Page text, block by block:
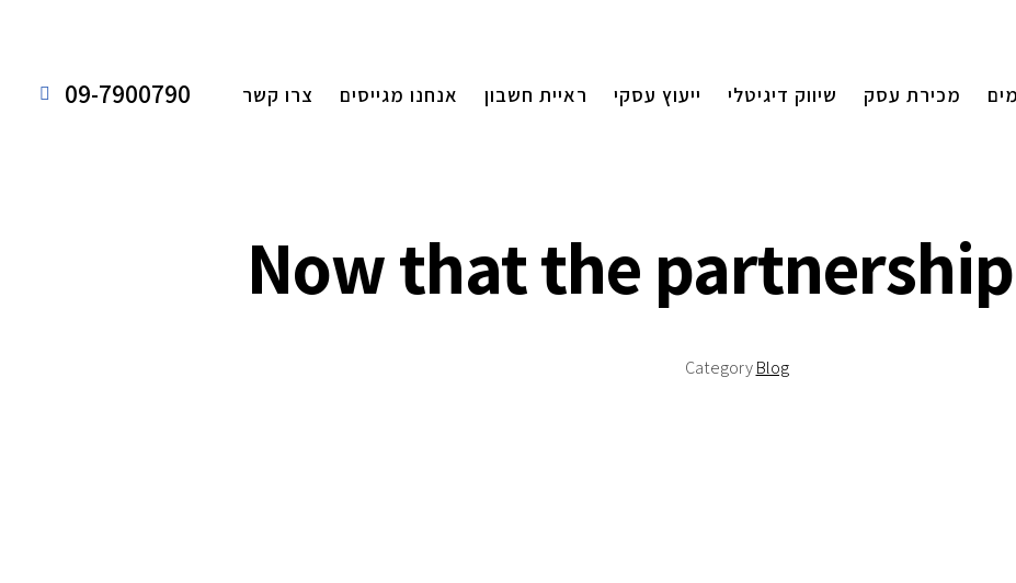
09-7900790 צרו קשר אנחנו מגייסים ראיית חשבון ייעוץ עסקי שיווק דיגיטלי מכירת עסק
Now that the
CategoryBlog